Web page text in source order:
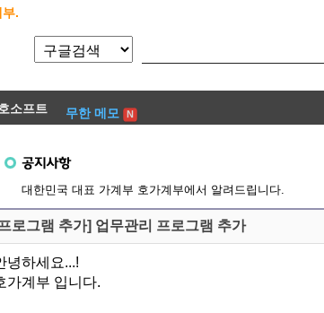
.
소프트 무한 메모
대한민국 대표 가계부 호가계부에서 알려드립니다.
로그램 추가] 업무관리 프로그램 추가
녕하세요...!
가계부 입니다.